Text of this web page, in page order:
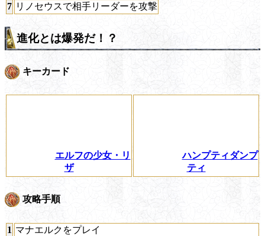
7 リノセウスで相手リーダーを攻撃
進化とは爆発だ！？
キーカード
エルフの少女・リ
ザ
ハンプティダンプ
ティ
攻略手順
1 マナエルクをプレイ